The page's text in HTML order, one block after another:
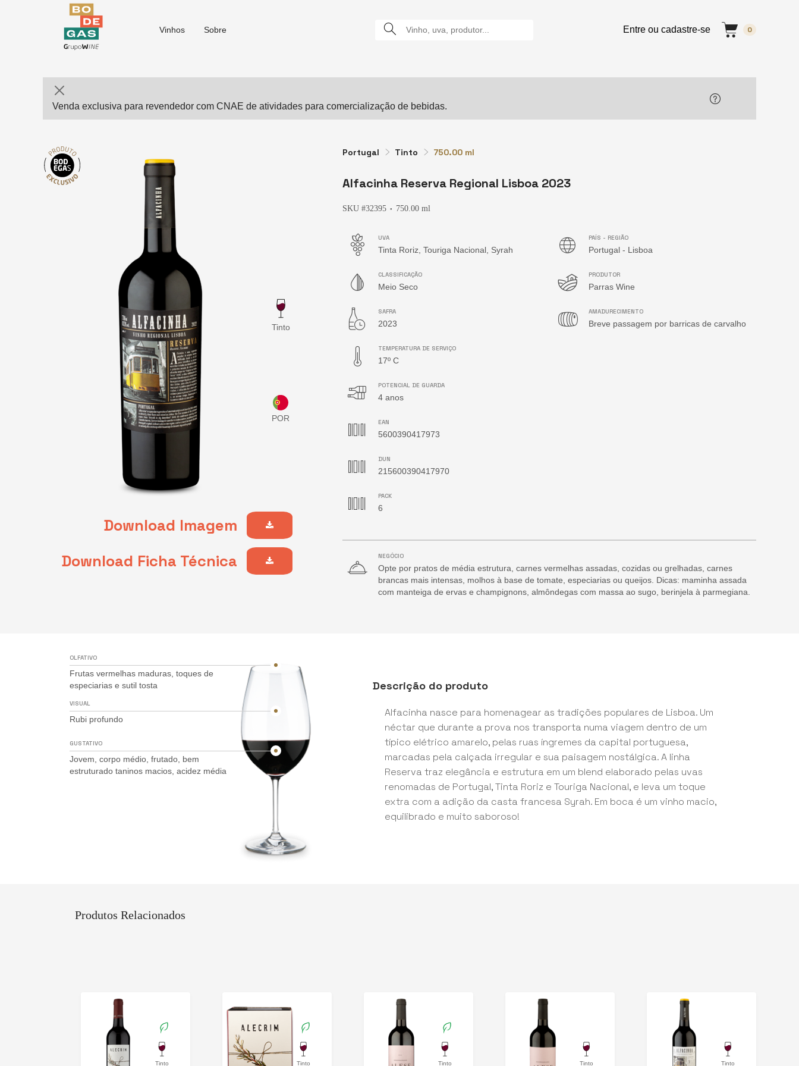
Vinhos Sobre Entre ou cadastre-se 0
Venda exclusiva para revendedor com CNAE de atividades para comercialização de bebidas.
Portugal Tinto 750.00 ml
Alfacinha Reserva Regional Lisboa 2023
SKU #32395 ● 750.00 ml
Tinto
Download Imagem
Download Ficha Técnica
UVA
Tinta Roriz, Touriga Nacional, Syrah
CLASSIFICAÇÃO
Meio Seco
SAFRA
2023
TEMPERATURA DE SERVIÇO
17º C
POTENCIAL DE GUARDA
4 anos
PAÍS - REGIÃO
Portugal - Lisboa
PRODUTOR
Parras Wine
AMADURECIMENTO
Breve passagem por barricas de carvalho
EAN
5600390417973
DUN
215600390417970
PACK
6
NEGÓCIO
Opte por pratos de média estrutura, carnes vermelhas assadas, cozidas ou grelhadas, carnes
brancas mais intensas, molhos à base de tomate, especiarias ou queijos. Dicas: maminha assada
com manteiga de ervas e champignons, almôndegas com massa ao sugo, berinjela à parmegiana.
Descrição do produto
Alfacinha nasce para homenagear as tradições populares de Lisboa. Um
néctar que durante a prova nos transporta numa viagem dentro de um
típico elétrico amarelo, pelas ruas íngremes da capital portuguesa,
marcadas pela calçada irregular e sua paisagem nostálgica. A linha
Reserva traz elegância e estrutura em um blend elaborado pelas uvas
renomadas de Portugal, Tinta Roriz e Touriga Nacional, e leva um toque
extra com a adição da casta francesa Syrah. Em boca é um vinho macio,
equilibrado e muito saboroso!
OLFATIVO
Frutas vermelhas maduras, toques de
especiarias e sutil tosta
VISUAL
Rubi profundo
GUSTATIVO
Jovem, corpo médio, frutado, bem
estruturado taninos macios, acidez média
Produtos Relacionados
Tinto Tinto Tinto Tinto Tinto